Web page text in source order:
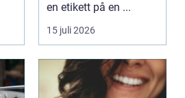
en etikett på en ...
15 juli 2026